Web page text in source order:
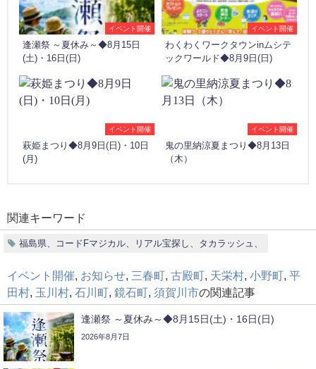
イベント開催
逢瀬祭 ～夏休み～◆8月15日
(土)・16日(日)
イベント開催
わくわくワークタウンinムシテ
ックワールド◆8月9日(日)
イベント開催
萩姫まつり◆8月9日(日)・10日
(月)
イベント開催
鬼の里納涼夏まつり◆8月13日
（木）
関連キーワード
福島県、コードFマジカル、リアル宝探し、タカラッシュ、
イベント開催 お知らせ 三春町 古殿町 天栄村 小野町 平
田村 玉川村 石川町 鏡石町 須賀川市の関連記事
逢瀬祭 ～夏休み～◆8月15日(土)・16日(日)
2026年8月7日